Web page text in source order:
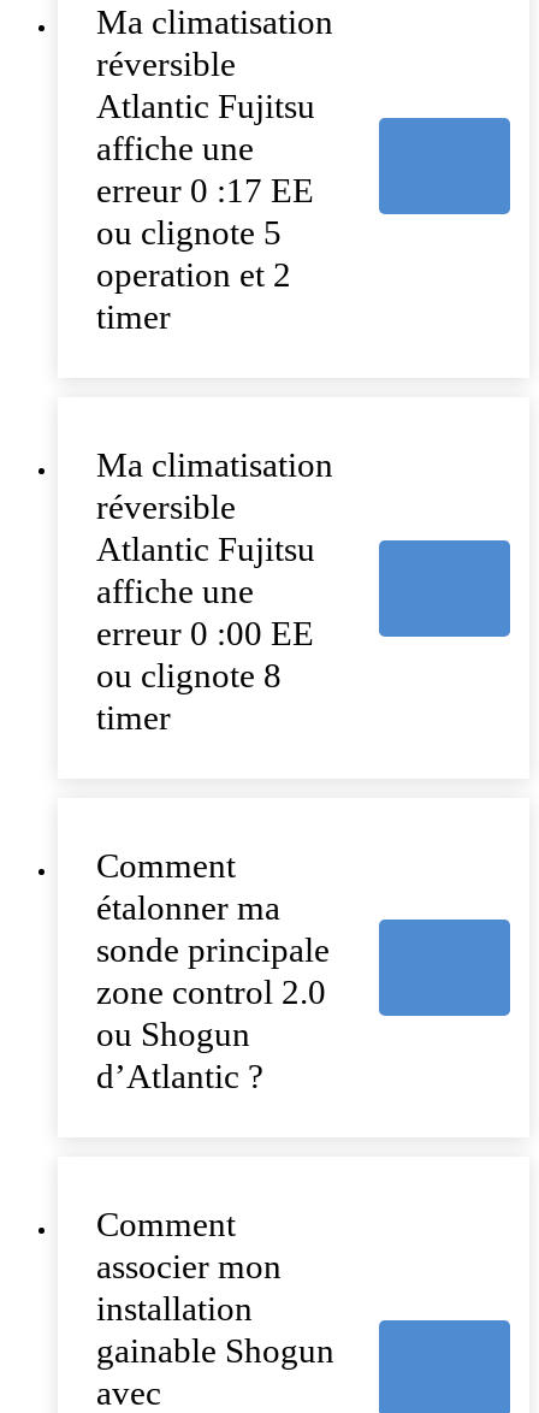
Ma climatisation
réversible
Atlantic Fujitsu
affiche une
erreur 0 :17 EE
ou clignote 5
operation et 2
timer
Ma climatisation
réversible
Atlantic Fujitsu
affiche une
erreur 0 :00 EE
ou clignote 8
timer
Comment
étalonner ma
sonde principale
zone control 2.0
ou Shogun
d’Atlantic ?
Comment
associer mon
installation
gainable Shogun
avec